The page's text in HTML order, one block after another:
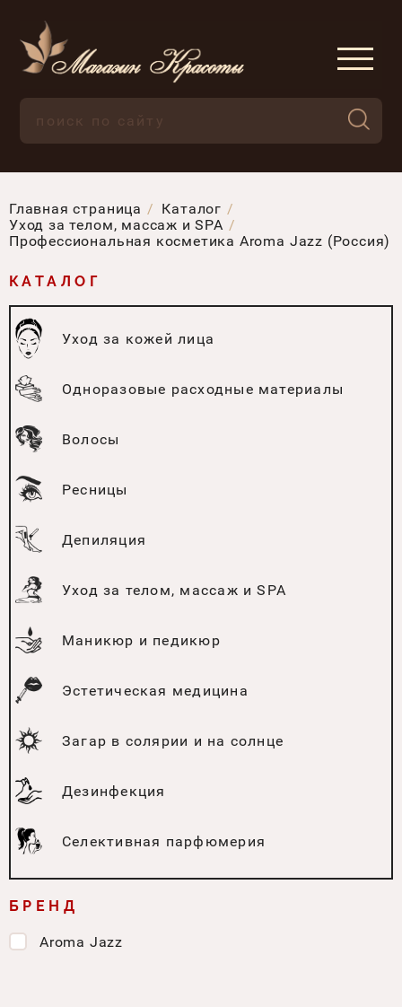
Главная страница
Каталог
Уход за телом, массаж и SPA
Профессиональная косметика Aroma Jazz (Россия)
КАТАЛОГ
Уход за кожей лица
Одноразовые расходные материалы
Волосы
Ресницы
Депиляция
Уход за телом, массаж и SPA
Маникюр и педикюр
Эстетическая медицина
Загар в солярии и на солнце
Дезинфекция
Селективная парфюмерия
БРЕНД
Aroma Jazz